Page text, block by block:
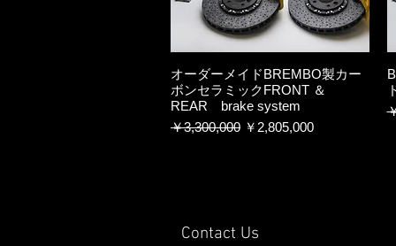
オーダーメイドBREMBO製カー
ボンセラミックFRONT ＆
REAR brake system
通常価格
￥3,300,000 セール価格
￥2,805,000
Contact Us